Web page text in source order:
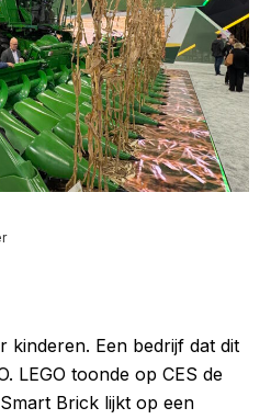
kinderen. Een bedrijf dat dit
LEGO toonde op CES de
Brick lijkt op een